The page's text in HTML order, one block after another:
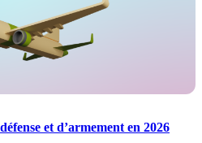
et d’armement en 2026